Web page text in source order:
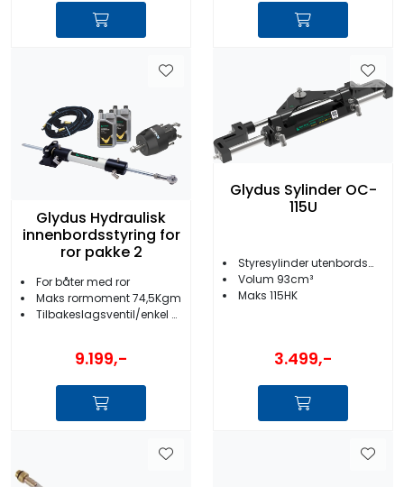
Glydus Hydraulisk
innenbordsstyring for
ror pakke 2
For båter med ror
Maks rormoment 74,5Kgm
Tilbakeslagsventil/enkel montering
9.199,-
Glydus Sylinder OC-
115U
Styresylinder utenbordsmotor
Volum 93cm³
Maks 115HK
3.499,-